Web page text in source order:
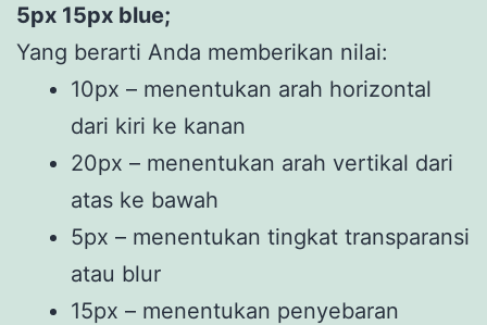
5px 15px blue;
Yang berarti Anda memberikan nilai:
10px – menentukan arah horizontal
dari kiri ke kanan
20px – menentukan arah vertikal dari
atas ke bawah
5px – menentukan tingkat transparansi
atau blur
15px – menentukan penyebaran